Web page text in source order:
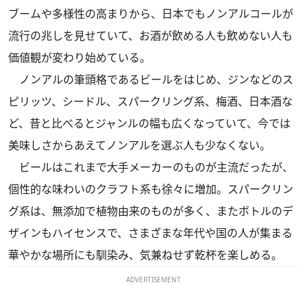
ブームや多様性の高まりから、日本でもノンアルコールが
流行の兆しを見せていて、お酒が飲める人も飲めない人も
価値観が変わり始めている。
ノンアルの筆頭格であるビールをはじめ、ジンなどのス
ピリッツ、シードル、スパークリング系、梅酒、日本酒な
ど、昔と比べるとジャンルの幅も広くなっていて、今では
美味しさからあえてノンアルを選ぶ人も少なくない。
ビールはこれまで大手メーカーのものが主流だったが、
個性的な味わいのクラフト系も徐々に増加。スパークリン
グ系は、無添加で植物由来のものが多く、またボトルのデ
ザインもハイセンスで、さまざまな年代や国の人が集まる
華やかな場所にも馴染み、気兼ねせず乾杯を楽しめる。
ADVERTISEMENT